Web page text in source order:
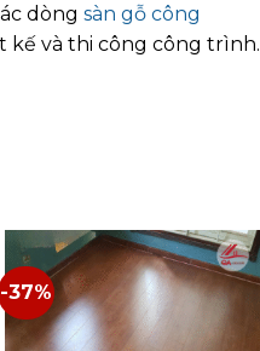
dòng sàn gỗ công
kế và thi công công trình.
-37%